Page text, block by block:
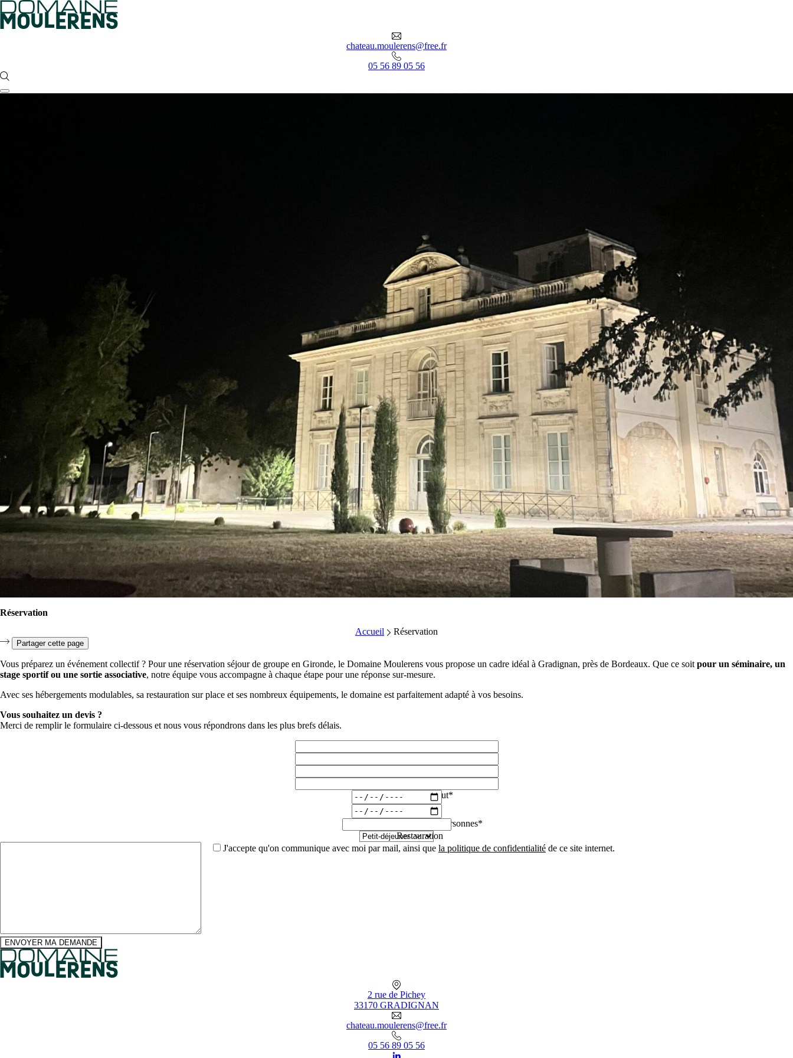
chateau.moulerens@free.fr
05 56 89 05 56
Réservation
Accueil
Réservation
Partager cette page
Vous préparez un événement collectif ? Pour une réservation séjour de groupe en Gironde, le Domaine Moulerens vous propose un cadre idéal à Gradignan, près de Bordeaux. Que ce soit pour un séminaire, un
stage sportif ou une sortie associative, notre équipe vous accompagne à chaque étape pour une réponse sur-mesure.
Avec ses hébergements modulables, sa restauration sur place et ses nombreux équipements, le domaine est parfaitement adapté à vos besoins.
Vous souhaitez un devis ?
Merci de remplir le formulaire ci-dessous et nous vous répondrons dans les plus brefs délais.
Date de début*
Date de fin*
Nombre de personnes*
Restauration
J'accepte qu'on communique avec moi par mail, ainsi que la politique de confidentialité de ce site internet.
2 rue de Pichey
33170 GRADIGNAN
chateau.moulerens@free.fr
05 56 89 05 56